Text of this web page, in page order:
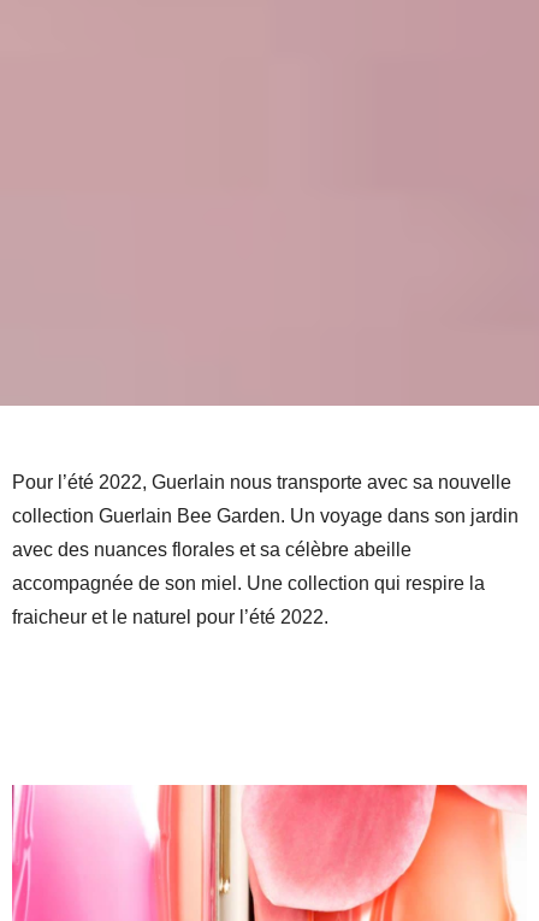
Pour l’été 2022, Guerlain nous transporte avec sa nouvelle
collection Guerlain Bee Garden. Un voyage dans son jardin
avec des nuances florales et sa célèbre abeille
accompagnée de son miel. Une collection qui respire la
fraicheur et le naturel pour l’été 2022.